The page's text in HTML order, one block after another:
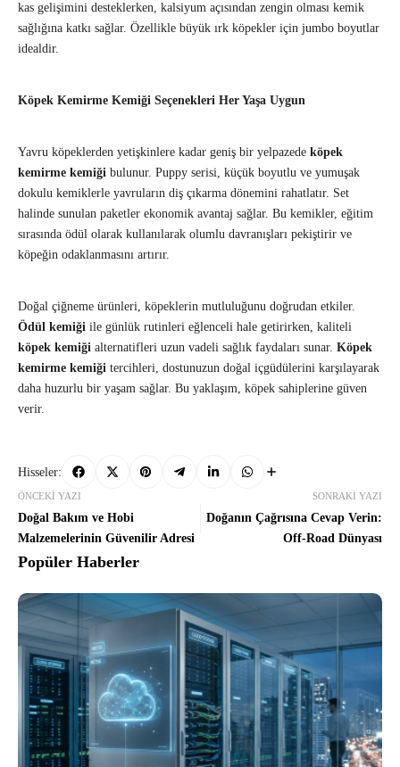
kas gelişimini desteklerken, kalsiyum açısından zengin olması kemik
sağlığına katkı sağlar. Özellikle büyük ırk köpekler için jumbo boyutlar
idealdir.
Köpek Kemirme Kemiği Seçenekleri Her Yaşa Uygun
Yavru köpeklerden yetişkinlere kadar geniş bir yelpazede köpek
kemirme kemiği bulunur. Puppy serisi, küçük boyutlu ve yumuşak
dokulu kemiklerle yavruların diş çıkarma dönemini rahatlatır. Set
halinde sunulan paketler ekonomik avantaj sağlar. Bu kemikler, eğitim
sırasında ödül olarak kullanılarak olumlu davranışları pekiştirir ve
köpeğin odaklanmasını artırır.
Doğal çiğneme ürünleri, köpeklerin mutluluğunu doğrudan etkiler.
Ödül kemiği ile günlük rutinleri eğlenceli hale getirirken, kaliteli
köpek kemiği alternatifleri uzun vadeli sağlık faydaları sunar. Köpek
kemirme kemiği tercihleri, dostunuzun doğal içgüdülerini karşılayarak
daha huzurlu bir yaşam sağlar. Bu yaklaşım, köpek sahiplerine güven
verir.
Hisseler:
ÖNCEKI YAZI
Doğal Bakım ve Hobi
Malzemelerinin Güvenilir Adresi
SONRAKI YAZI
Doğanın Çağrısına Cevap Verin:
Off-Road Dünyası
Popüler Haberler